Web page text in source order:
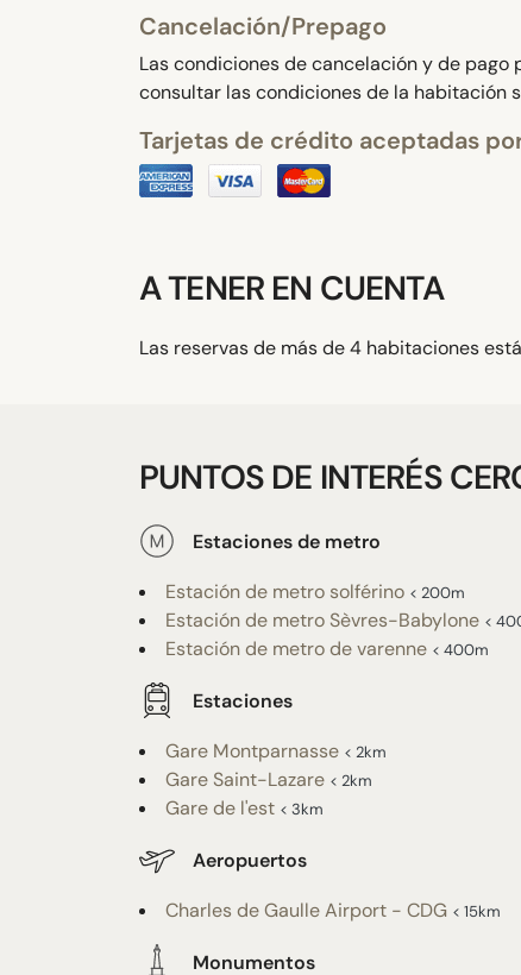
Cancelación/Prepago
Las condiciones de cancelación y de
consultar las condiciones de la habitación
Tarjetas de crédito aceptadas
A TENER EN CUENTA
Las reservas de más de 4 habitaciones
PUNTOS DE INTERÉS
Estaciones de metro
Estación de metro solférino < 200m
Estación de metro Sèvres-Babylone <
Estación de metro de varenne < 400m
Estaciones
Gare Montparnasse < 2km
Gare Saint-Lazare < 2km
Gare de l'est < 3km
Aeropuertos
Charles de Gaulle Airport - CDG < 15km
Monumentos